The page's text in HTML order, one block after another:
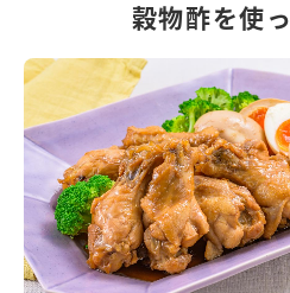
穀物酢を使